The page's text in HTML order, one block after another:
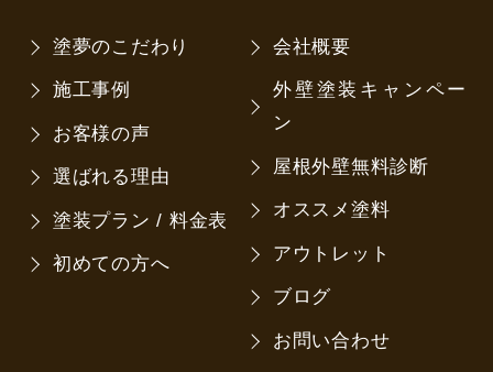
塗夢のこだわり
施工事例
お客様の声
選ばれる理由
塗装プラン / 料金表
初めての方へ
会社概要
外壁塗装キャンペー
ン
屋根外壁無料診断
オススメ塗料
アウトレット
ブログ
お問い合わせ